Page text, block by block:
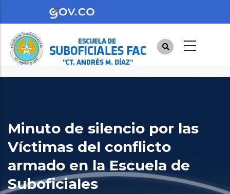
contenido
principal
Minuto de silencio por las
Víctimas del conflicto
armado en la Escuela de
Suboficiales